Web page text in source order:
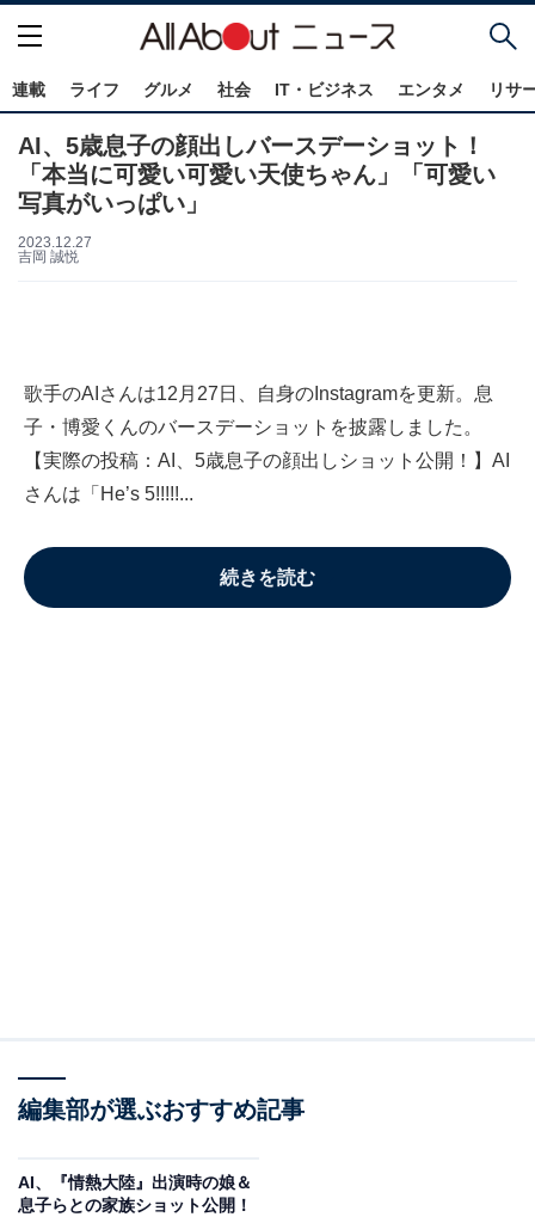
連載 ライフ グルメ 社会 IT・ビジネス エンタメ リサ
AI、5歳息子の顔出しバースデーショット！
「本当に可愛い可愛い天使ちゃん」「可愛い
写真がいっぱい」
2023.12.27
吉岡 誠悦
歌手のAIさんは12月27日、自身のInstagramを更新。息
子・博愛くんのバースデーショットを披露しました。
【実際の投稿：AI、5歳息子の顔出しショット公開！】AI
さんは「He’s 5!!!!!...
続きを読む
編集部が選ぶおすすめ記事
AI、『情熱大陸』出演時の娘＆
息子らとの家族ショット公開！